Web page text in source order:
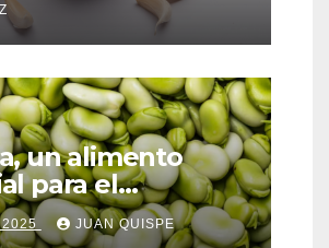
un alimento
para el
JUAN QUISPE